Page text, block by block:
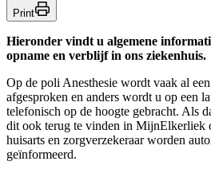
Print
Hieronder vindt u algemene
opname en verblijf in ons ziekenhuis.
Op de poli Anesthesie wordt vaak al
afgesproken en anders wordt u op een
telefonisch op de hoogte gebracht. Als
dit ook terug te vinden in MijnElkerliek
huisarts en zorgverzekeraar worden
geïnformeerd.